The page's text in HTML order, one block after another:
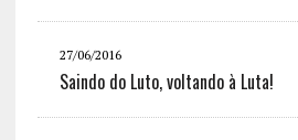
27/06/2016
Saindo do Luto, voltando à Luta!